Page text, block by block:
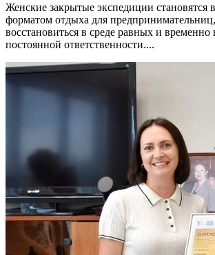
Женские закрытые экспедиции становятся
форматом отдыха для
восстановиться в среде равных и
постоянной ответственности....